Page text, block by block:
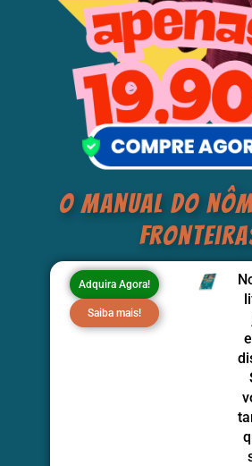
o manual do
Adquira Agora!
Saiba mais!